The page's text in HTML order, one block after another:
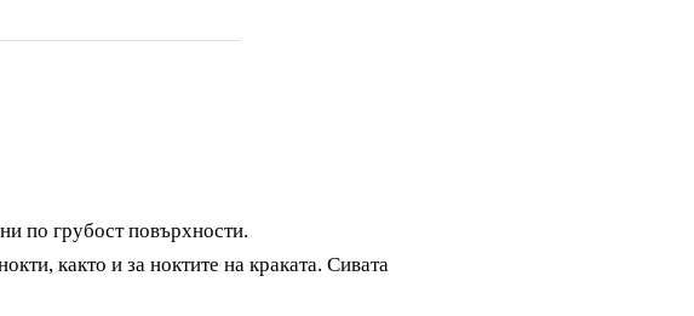
по грубост повърхности.
както и за ноктите на краката. Сивата